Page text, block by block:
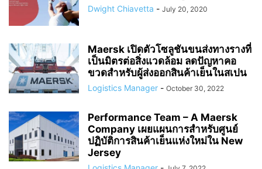
Dwight Chiavetta - July 20, 2020
Maersk เปิดตัวโซลูชันขนส่งทางรางที่
เป็นมิตรต่อสิ่งแวดล้อม ลดปัญหาคอ
ขวดสำหรับผู้ส่งออกสินค้าเย็นในสเปน
Logistics Manager - October 30, 2022
Performance Team – A Maersk
Company เผยแผนการสำหรับศูนย์
ปฏิบัติการสินค้าเย็นแห่งใหม่ใน New
Jersey